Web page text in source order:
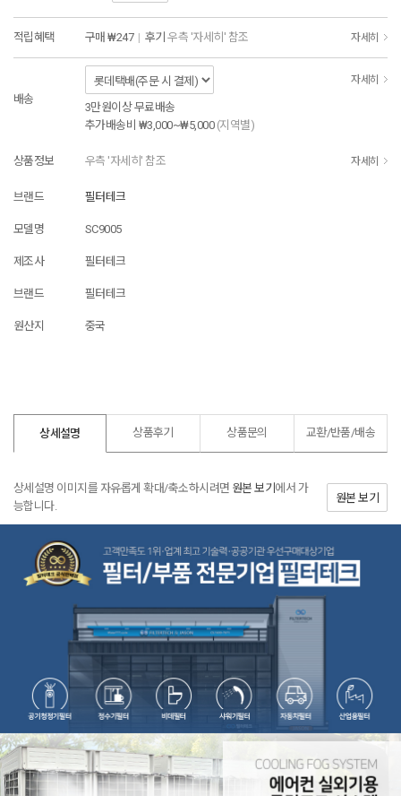
적립혜택 구매 ₩247 | 후기 우측 '자세히' 참조 자세히
배송
자세히
3만원이상 무료배송
추가배송비 ₩3,000~₩5,000 (지역별)
상품정보 우측 '자세히' 참조 자세히
브랜드 필터테크
모델명 SC9005
제조사 필터테크
브랜드 필터테크
원산지 중국
상세설명 상품후기 상품문의 교환/반품/배송
상세설명 이미지를 자유롭게 확대/축소하시려면 원본 보기 에서 가
능합니다.
원본 보기